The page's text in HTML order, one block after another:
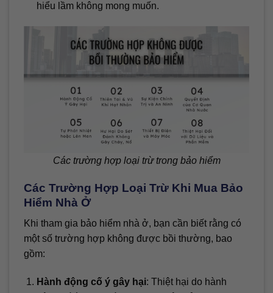
hiểu lầm không mong muốn.
Các trường hợp loại trừ trong bảo hiểm
Các Trường Hợp Loại Trừ Khi Mua Bảo
Hiểm Nhà Ở
Khi tham gia bảo hiểm nhà ở, bạn cần biết rằng có
một số trường hợp không được bồi thường, bao
gồm:
Hành động cố ý gây hại: Thiệt hại do hành